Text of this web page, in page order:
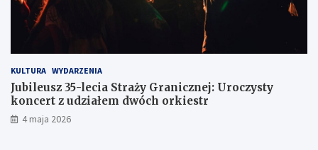
KULTURA WYDARZENIA
Jubileusz 35-lecia Straży Granicznej: Uroczysty
koncert z udziałem dwóch orkiestr
4 maja 2026